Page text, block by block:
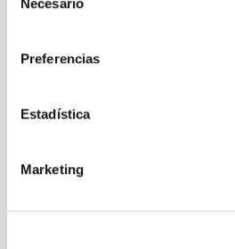
Si se desea ver otra vez esta
privado y aparecerá de nuevo.
no habiendo aceptado las cookies
identifican de ninguna forma.
Necesario
Preferencias
Estadística
Marketing